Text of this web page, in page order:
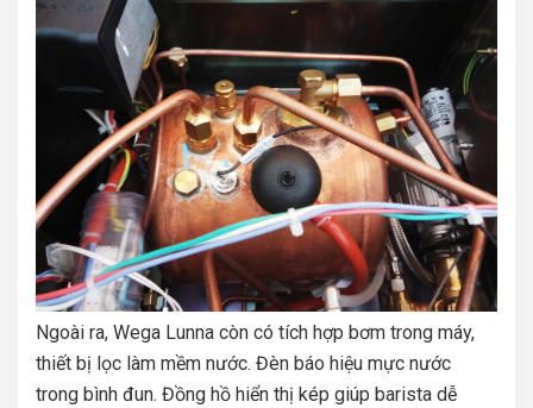
Ngoài ra, Wega Lunna còn có tích hợp bơm trong máy,
thiết bị lọc làm mềm nước. Đèn báo hiệu mực nước
trong bình đun. Đồng hồ hiển thị kép giúp barista dễ